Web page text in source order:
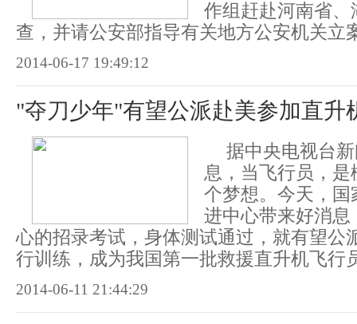
作组赶赴河南省
查，并请公安部指导有关地方公安机关立
2014-06-17 19:49:12
"夺刀少年"有望公派赴美参加直升
据中央电视台
息，当飞行员，
个梦想。今天，
进中心带来好消
心的招录考试，身体测试通过，就有望公
行训练，成为我国第一批救援直升机飞行
2014-06-11 21:44:29